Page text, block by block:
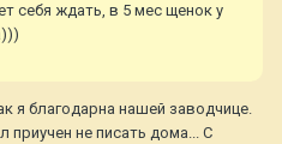
себя ждать, в 5 мес щенок у
я благодарна нашей заводчице.
приучен не писать дома... С